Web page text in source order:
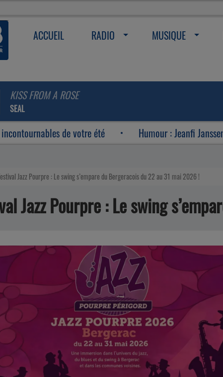
ACCUEIL RADIO MUSIQUE
KISS FROM A ROSE
SEAL
de votre été Humour : Jeanfi Janssens «
Jazz Pourpre : Le swing s’empare du Bergeracois du 22 au 31 mai 2026 !
Jazz Pourpre : Le swing